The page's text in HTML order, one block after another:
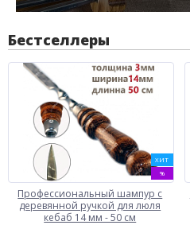
Бестселлеры
ХИТ
%
Профессиональный шампур с
деревянной ручкой для люля
кебаб 14 мм - 50 см